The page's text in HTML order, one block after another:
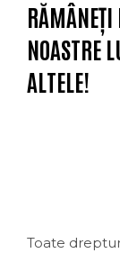
RĂMÂNEȚI
NOASTRE
ALTELE!
Toate